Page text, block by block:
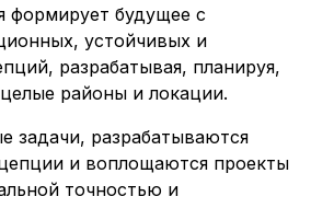
формирует будущее с
устойчивых и
разрабатывая, планируя,
районы и локации.
задачи, разрабатываются
и воплощаются проекты
точностью и